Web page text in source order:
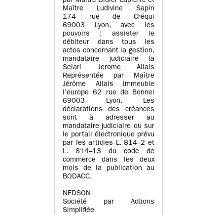
Maître Ludivine Sapin
174 rue de Créqui
69003 Lyon, avec les
pouvoirs : assister le
débiteur dans tous les
actes concernant la gestion,
mandataire judiciaire la
Selarl Jerome Allais
Représentée par Maître
Jérôme Allais immeuble
l’europe 62 rue de Bonnel
69003 Lyon. Les
déclarations des créances
sont à adresser au
mandataire judiciaire ou sur
le portail électronique prévu
par les articles L. 814–2 et
L. 814–13 du code de
commerce dans les deux
mois de la publication au
BODACC.
NEDSON
Société par Actions
Simplifiée